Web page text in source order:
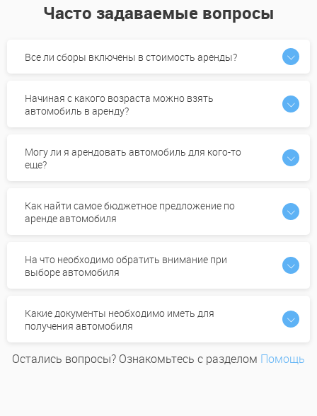
Часто задаваемые вопросы
Все ли сборы включены в стоимость аренды?
Начиная с какого возраста можно взять
автомобиль в аренду?
Могу ли я арендовать автомобиль для кого-то
еще?
Как найти самое бюджетное предложение по
аренде автомобиля
На что необходимо обратить внимание при
выборе автомобиля
Какие документы необходимо иметь для
получения автомобиля
Остались вопросы? Ознакомьтесь с разделом Помощь